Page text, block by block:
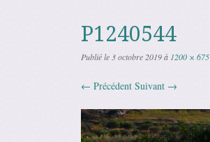
P1240544
Publié le 3 octobre 2019à 1200 × 675
← Précédent Suivant →